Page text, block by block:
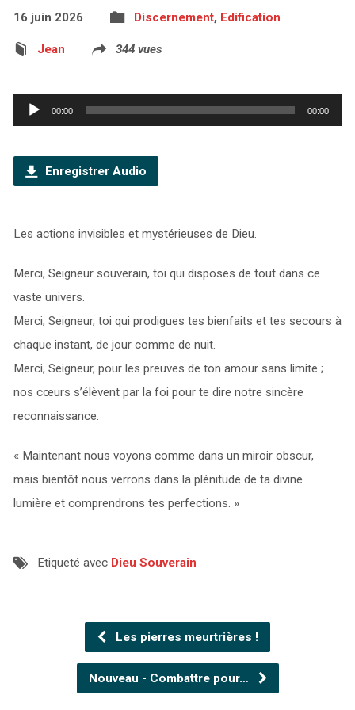
16 juin 2026 Discernement, Edification
Jean 344 vues
Lecteur
audio
00:00 00:00
Enregistrer Audio
Les actions invisibles et mystérieuses de Dieu.
Merci, Seigneur souverain, toi qui disposes de tout dans ce
vaste univers.
Merci, Seigneur, toi qui prodigues tes bienfaits et tes secours à
chaque instant, de jour comme de nuit.
Merci, Seigneur, pour les preuves de ton amour sans limite ;
nos cœurs s’élèvent par la foi pour te dire notre sincère
reconnaissance.
« Maintenant nous voyons comme dans un miroir obscur,
mais bientôt nous verrons dans la plénitude de ta divine
lumière et comprendrons tes perfections. »
Etiqueté avec Dieu Souverain
Les pierres meurtrières !
Nouveau - Combattre pour…